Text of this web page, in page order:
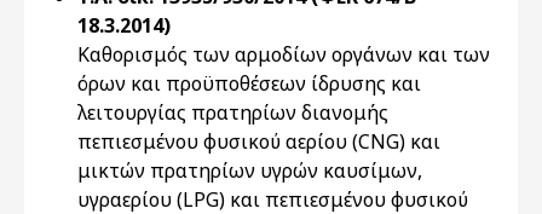
18.3.2014)
Καθορισμός των αρμοδίων οργάνων και των
όρων και προϋποθέσεων ίδρυσης και
λειτουργίας πρατηρίων διανομής
πεπιεσμένου φυσικού αερίου (CNG) και
μικτών πρατηρίων υγρών καυσίμων,
υγραερίου (LPG) και πεπιεσμένου φυσικού